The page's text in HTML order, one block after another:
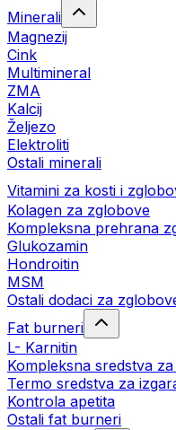
Minerali
Magnezij
Cink
Multimineral
ZMA
Kalcij
Željezo
Elektroliti
Ostali minerali
Vitamini za kosti i
Kolagen za zglobove
Kompleksna prehrana
Glukozamin
Hondroitin
MSM
Ostali dodaci za
Fat burneri
L- Karnitin
Kompleksna sredstva
Termo sredstva za
Kontrola apetita
Ostali fat burneri